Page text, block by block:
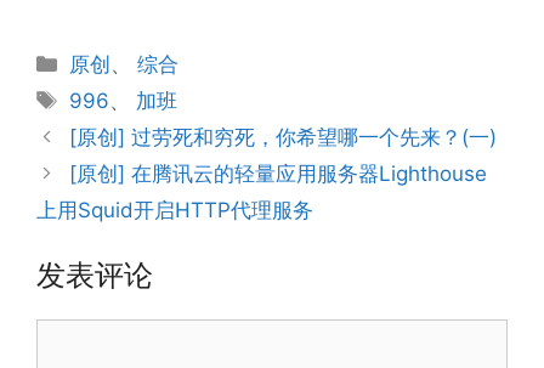
分
类
原创、综合
标
签
996、 加班
[原创] 过劳死和穷死，你希望哪一个先来？(一)
[原创] 在腾讯云的轻量应用服务器Lighthouse
上用Squid开启HTTP代理服务
发表评论